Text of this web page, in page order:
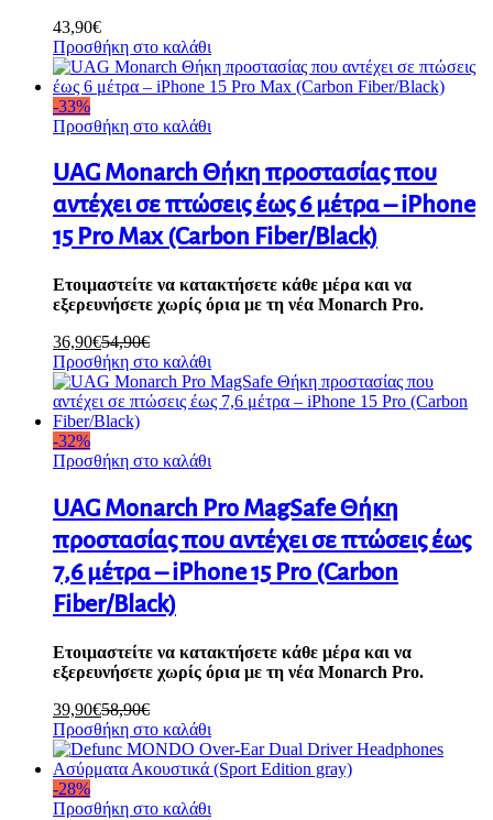
43,90€
Προσθήκη στο καλάθι
-33%
Προσθήκη στο καλάθι
UAG Monarch Θήκη προστασίας που
αντέχει σε πτώσεις έως 6 μέτρα – iPhone
15 Pro Max (Carbon Fiber/Black)
Ετοιμαστείτε να κατακτήσετε κάθε μέρα και να
εξερευνήσετε χωρίς όρια με τη νέα Monarch Pro.
36,90€54,90€
Προσθήκη στο καλάθι
-32%
Προσθήκη στο καλάθι
UAG Monarch Pro MagSafe Θήκη
προστασίας που αντέχει σε πτώσεις έως
7,6 μέτρα – iPhone 15 Pro (Carbon
Fiber/Black)
Ετοιμαστείτε να κατακτήσετε κάθε μέρα και να
εξερευνήσετε χωρίς όρια με τη νέα Monarch Pro.
39,90€58,90€
Προσθήκη στο καλάθι
-28%
Προσθήκη στο καλάθι